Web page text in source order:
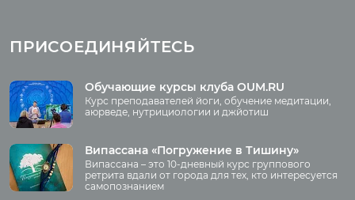
Аудио отзывы о
О нас
Преподаватели
Регионы
Ваша помощь
Фото
ПРИСОЕДИНЯЙТЕСЬ
Обучающие курсы клуба OUM.RU
Курс преподавателей йоги, обучение медитации,
аюрведе, нутрициологии и джйотиш
Випассана «Погружение в Тишину»
Випассана – это 10-дневный курс группового
ретрита вдали от города для тех, кто интересуется
самопознанием